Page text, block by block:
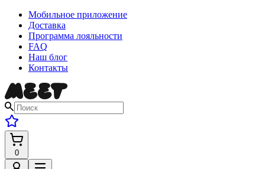
Мобильное приложение
Доставка
Программа лояльности
FAQ
Наш блог
Контакты
0